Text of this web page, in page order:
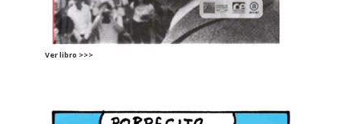
Ver libro >>>